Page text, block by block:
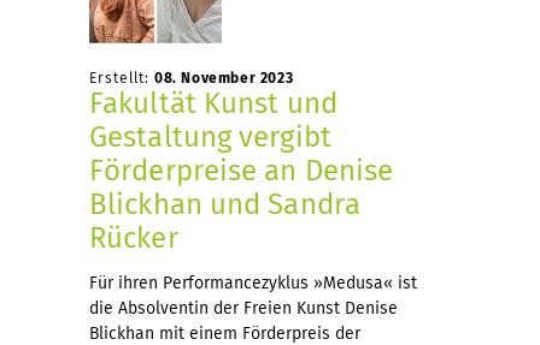
Erstellt: 08. November 2023
Fakultät Kunst und
Gestaltung vergibt
Förderpreise an Denise
Blickhan und Sandra
Rücker
Für ihren Performancezyklus »Medusa« ist
die Absolventin der Freien Kunst Denise
Blickhan mit einem Förderpreis der